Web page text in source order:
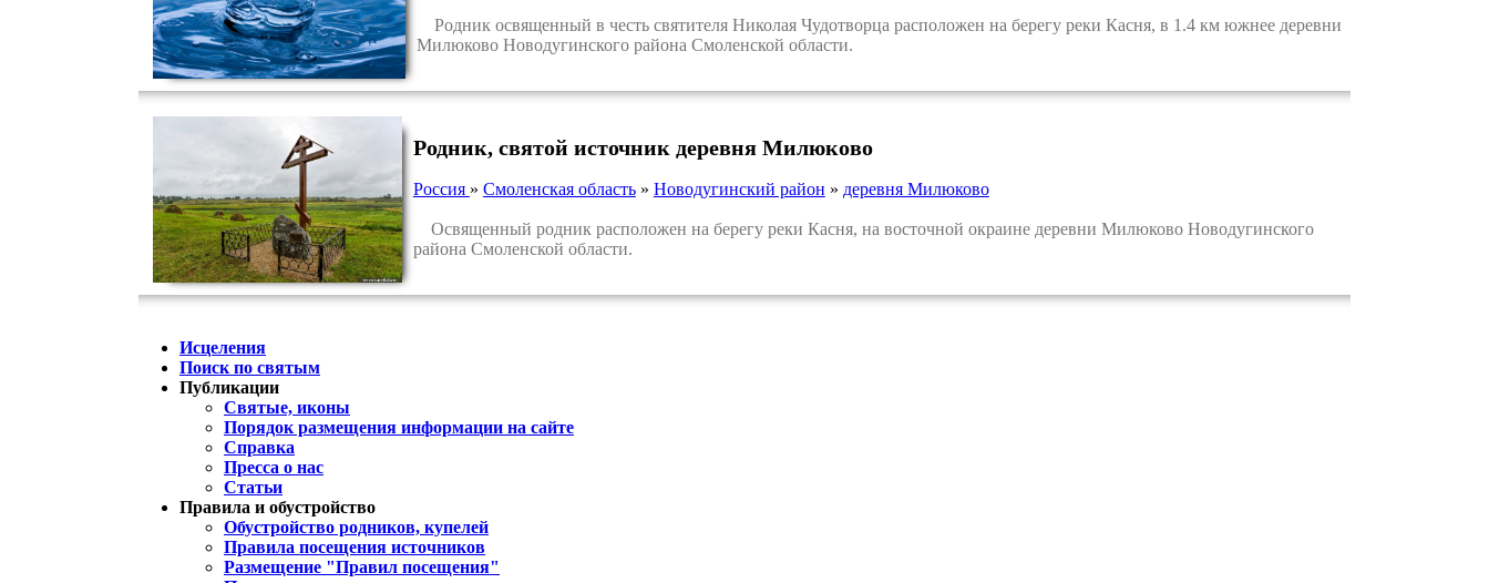
Родник освященный в честь святителя Николая Чудотворца расположен на берегу реки Касня, в 1.4 км южнее деревни
Милюково Новодугинского района Смоленской области.
Родник, святой источник деревня Милюково
Россия » Смоленская область» Новодугинский район » деревня Милюково
Освященный родник расположен на берегу реки Касня, на восточной окраине деревни Милюково Новодугинского
района Смоленской области.
Исцеления
Поиск по святым
Публикации
Святые, иконы
Порядок размещения информации на сайте
Справка
Пресса о нас
Статьи
Правила и обустройство
Обустройство родников, купелей
Правила посещения источников
Размещение "Правил посещения"